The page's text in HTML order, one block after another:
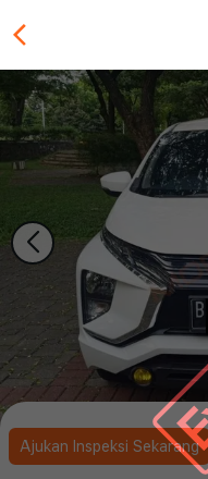
Ajukan Inspeksi Sekarang